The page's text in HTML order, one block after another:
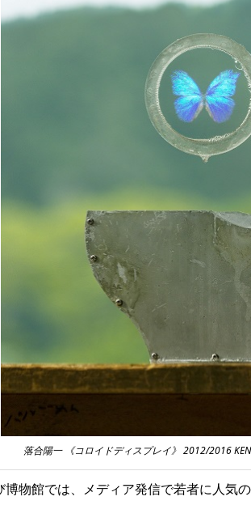
落合陽一 《コロイドディスプレイ》 2012/2016
物館では、メディア発信で若者に人気